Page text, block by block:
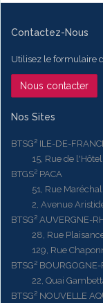
Contactez-Nous
Utilisez le formulaire
Nous contacter
Nos Sites
BTSG² ILE-DE-
15, Rue de l'Hôtel
BTGS² PACA
51, Rue Maréchal
2, Avenue Aristide
BTSG² AUVERGNE-
28, Rue Plaisance
129, Rue
BTSG²
22, Quai Gambetta
BTSG² NOUVELLE